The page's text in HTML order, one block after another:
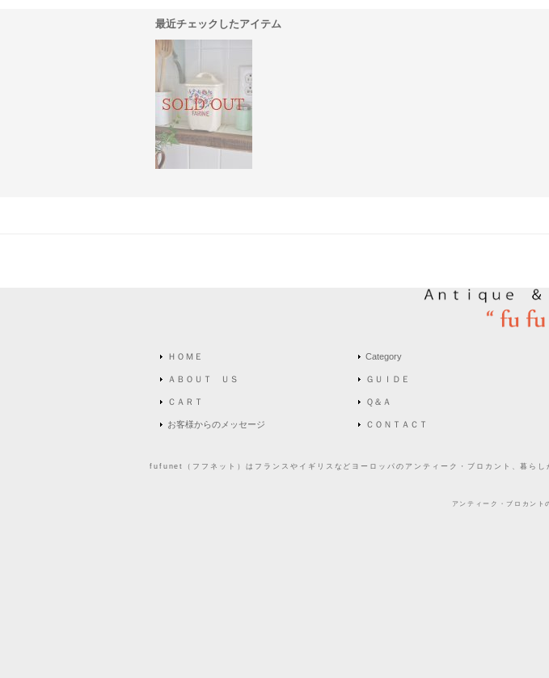
最近チェックしたアイテム
ＨＯＭＥ
ＡＢＯＵＴ ＵＳ
ＣＡＲＴ
お客様からのメッセージ
Category
ＧＵＩＤＥ
Ｑ＆Ａ
ＣＯＮＴＡＣＴ
fufunet（フフネット）はフランスやイギリスなどヨーロッパのアンティーク・ブロカント、暮ら
アンティーク・ブロカント